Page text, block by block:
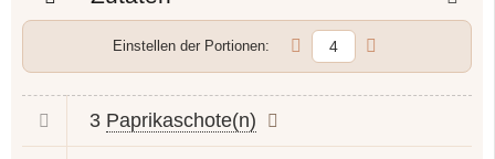
Einstellen der Portionen:
3 Paprikaschote(n)